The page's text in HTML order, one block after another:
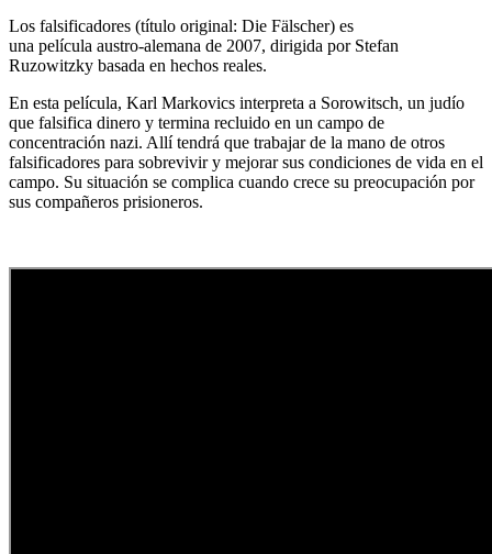
Los falsificadores (título original: Die Fälscher) es
una película austro-alemana de 2007, dirigida por Stefan
Ruzowitzky basada en hechos reales.
En esta película, Karl Markovics interpreta a Sorowitsch, un judío
que falsifica dinero y termina recluido en un campo de
concentración nazi. Allí tendrá que trabajar de la mano de otros
falsificadores para sobrevivir y mejorar sus condiciones de vida en el
campo. Su situación se complica cuando crece su preocupación por
sus compañeros prisioneros.